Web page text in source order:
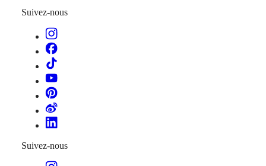
Contactez-
histoire
Notre
musée
Ambassadeurs
personnalités
Sports
Suivez-nous
Suivez-nous